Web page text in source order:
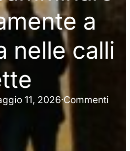
a
nelle calli
11, 2026·Commenti